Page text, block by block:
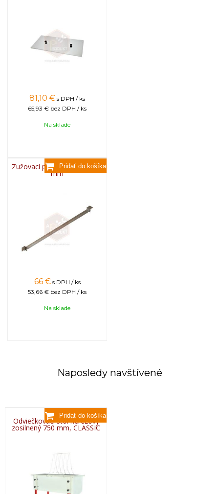
81,10 € s DPH / ks
65,93 € bez DPH / ks
Na sklade
Zužovací profil nerezový 750
mm
66 € s DPH / ks
53,66 € bez DPH / ks
Na sklade
Naposledy navštívené
Odviečkovací stôl nerezový
zosilnený 750 mm, CLASSIC